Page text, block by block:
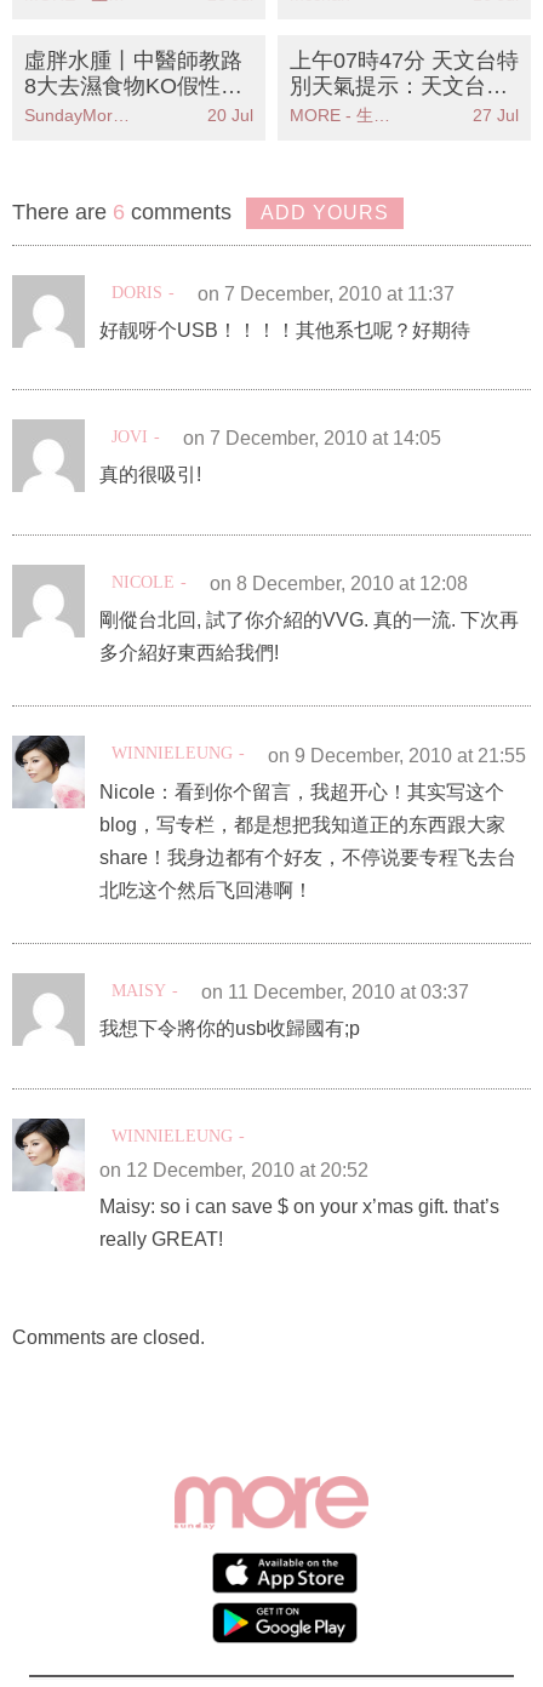
虛胖水腫丨中醫師教路
8大去濕食物KO假性肥
胖！拆解濕氣重成因＋
3個必按穴位
20 Jul
上午07時47分 天文台特
別天氣提示：天文台發
出黃色暴雨警告信號市
民需保持警惕
27 Jul
There are 6 comments ADD YOURS
DORIS
on 7 December, 2010 at 11:37
好靓呀个USB！！！！其他系乜呢？好期待
JOVI
on 7 December, 2010 at 14:05
真的很吸引!
NICOLE
on 8 December, 2010 at 12:08
剛傱台北回, 試了你介紹的VVG. 真的一流. 下次再
多介紹好東西給我們!
WINNIELEUNG
on 9 December, 2010 at 21:55
Nicole：看到你个留言，我超开心！其实写这个
blog，写专栏，都是想把我知道正的东西跟大家
share！我身边都有个好友，不停说要专程飞去台
北吃这个然后飞回港啊！
MAISY
on 11 December, 2010 at 03:37
我想下令將你的usb收歸國有;p
WINNIELEUNG
on 12 December, 2010 at 20:52
Maisy: so i can save $ on your x’mas gift. that’s
really GREAT!
Comments are closed.